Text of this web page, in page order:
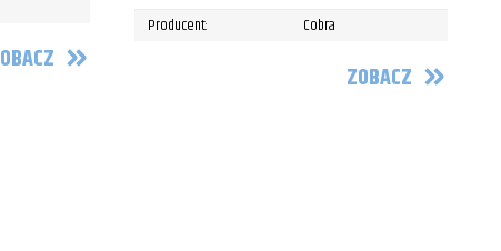
Producent:
Cobra
ZOBACZ